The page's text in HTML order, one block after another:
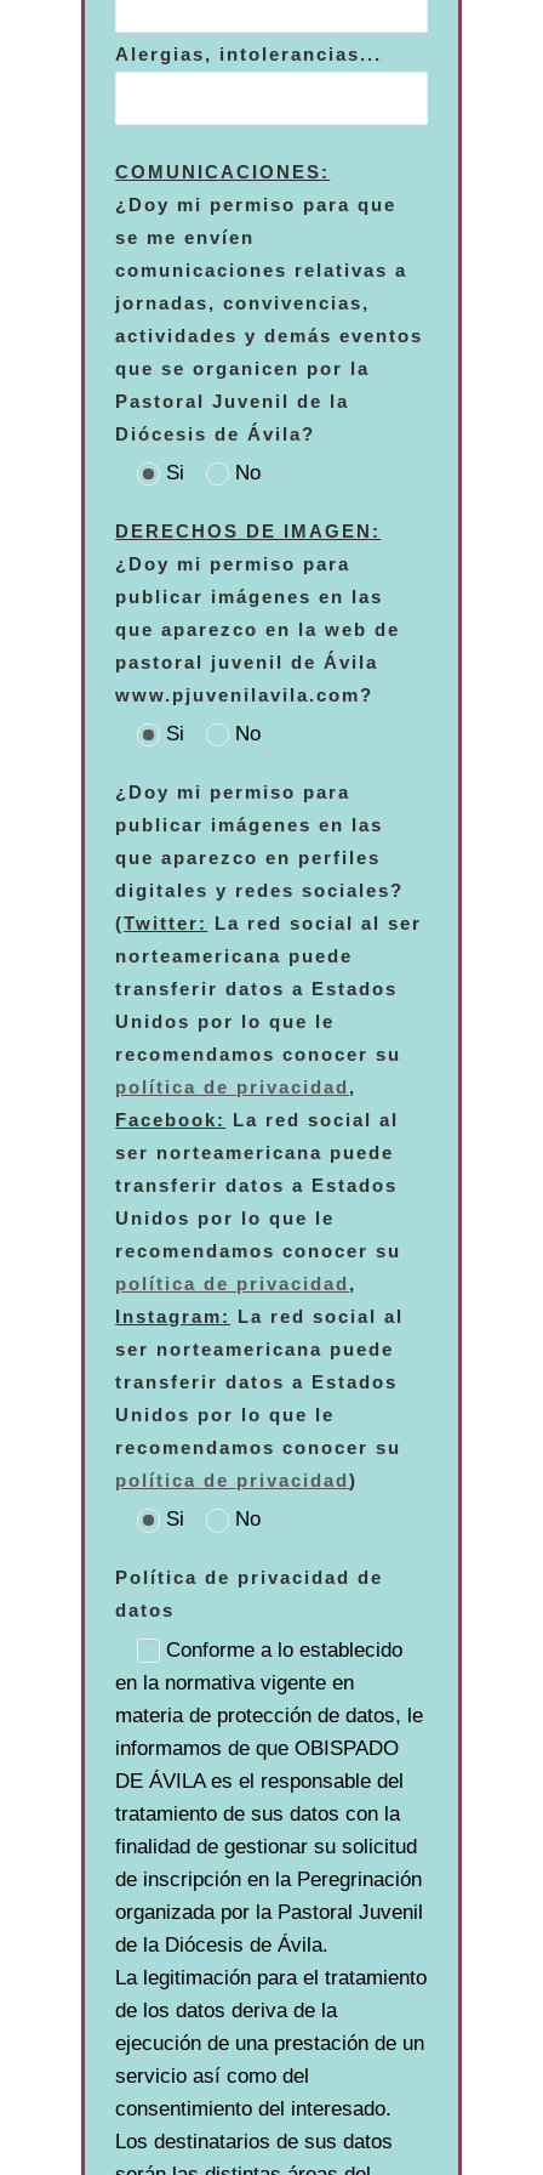
Alergias, intolerancias...
COMUNICACIONES:
¿Doy mi permiso para que
se me envíen
comunicaciones relativas a
jornadas, convivencias,
actividades y demás eventos
que se organicen por la
Pastoral Juvenil de la
Diócesis de Ávila?
Si No
DERECHOS DE IMAGEN:
¿Doy mi permiso para
publicar imágenes en las
que aparezco en la web de
pastoral juvenil de Ávila
www.pjuvenilavila.com?
Si No
¿Doy mi permiso para
publicar imágenes en las
que aparezco en perfiles
digitales y redes sociales?
(Twitter:
La red social al ser
norteamericana puede
transferir datos a Estados
Unidos por lo que le
recomendamos conocer su
política de privacidad ,
Facebook:
La red social al
ser norteamericana puede
transferir datos a Estados
Unidos por lo que le
recomendamos conocer su
política de privacidad ,
Instagram:
La red social al
ser norteamericana puede
transferir datos a Estados
Unidos por lo que le
recomendamos conocer su
política de privacidad)
Si No
Política de privacidad de
datos
Conforme a lo establecido
en la normativa vigente en
materia de protección de datos, le
informamos de que OBISPADO
DE ÁVILA es el responsable del
tratamiento de sus datos con la
finalidad de gestionar su solicitud
de inscripción en la Peregrinación
organizada por la Pastoral Juvenil
de la Diócesis de Ávila.
La legitimación para el tratamiento
de los datos deriva de la
ejecución de una prestación de un
servicio así como del
consentimiento del interesado.
Los destinatarios de sus datos